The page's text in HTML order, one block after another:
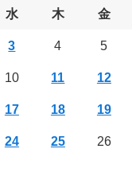
水 木 金
3 4 5
10 11 12
17 18 19
24 25 26